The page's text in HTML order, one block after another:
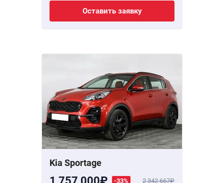
Оставить заявку
Kia Sportage
-33% 2 342 667